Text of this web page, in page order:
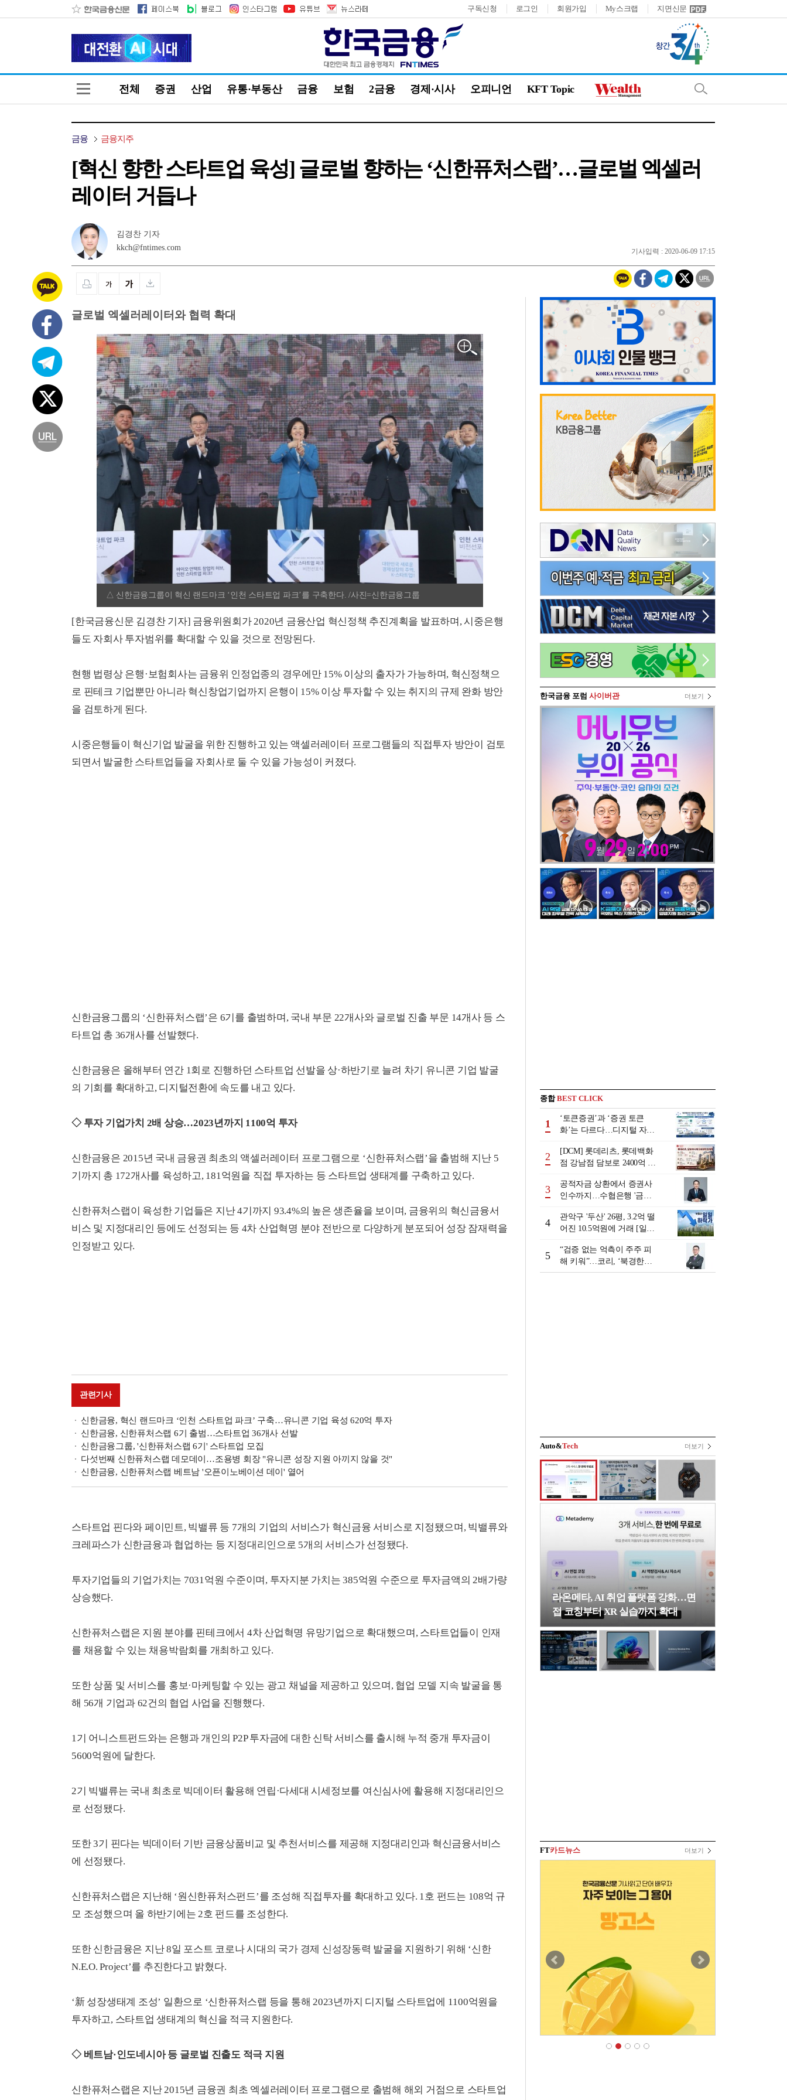
구독신청 로그인 회원가입 My스크랩 지면신문
전체 증권 산업 유통·부동산 금융 보험 2금융 경제·시사 오피니언 KFT Topic
금융 금융지주
[혁신 향한 스타트업 육성] 글로벌 향하는 ‘신한퓨처스랩’…글로벌 엑셀러
레이터 거듭나
김경찬 기자
kkch@fntimes.com
기사입력 : 2020-06-09 17:15
글로벌 엑셀러레이터와 협력 확대
△ 신한금융그룹이 혁신 랜드마크 ‘인천 스타트업 파크’를 구축한다. /사진=신한금융그룹
[한국금융신문 김경찬 기자] 금융위원회가 2020년 금융산업 혁신정책 추진계획을 발표하며, 시중은행
들도 자회사 투자범위를 확대할 수 있을 것으로 전망된다.
현행 법령상 은행·보험회사는 금융위 인정업종의 경우에만 15% 이상의 출자가 가능하며, 혁신정책으
로 핀테크 기업뿐만 아니라 혁신창업기업까지 은행이 15% 이상 투자할 수 있는 취지의 규제 완화 방안
을 검토하게 된다.
시중은행들이 혁신기업 발굴을 위한 진행하고 있는 액셀러레이터 프로그램들의 직접투자 방안이 검토
되면서 발굴한 스타트업들을 자회사로 둘 수 있을 가능성이 커졌다.
신한금융그룹의 ‘신한퓨처스랩’은 6기를 출범하며, 국내 부문 22개사와 글로벌 진출 부문 14개사 등 스
타트업 총 36개사를 선발했다.
신한금융은 올해부터 연간 1회로 진행하던 스타트업 선발을 상·하반기로 늘려 차기 유니콘 기업 발굴
의 기회를 확대하고, 디지털전환에 속도를 내고 있다.
◇ 투자 기업가치 2배 상승…2023년까지 1100억 투자
신한금융은 2015년 국내 금융권 최초의 액셀러레이터 프로그램으로 ‘신한퓨처스랩’을 출범해 지난 5
기까지 총 172개사를 육성하고, 181억원을 직접 투자하는 등 스타트업 생태계를 구축하고 있다.
신한퓨처스랩이 육성한 기업들은 지난 4기까지 93.4%의 높은 생존율을 보이며, 금융위의 혁신금융서
비스 및 지정대리인 등에도 선정되는 등 4차 산업혁명 분야 전반으로 다양하게 분포되어 성장 잠재력을
인정받고 있다.
관련기사
신한금융, 혁신 랜드마크 ‘인천 스타트업 파크’ 구축…유니콘 기업 육성 620억 투자
신한금융, 신한퓨처스랩 6기 출범…스타트업 36개사 선발
신한금융그룹, '신한퓨처스랩 6기' 스타트업 모집
다섯번째 신한퓨처스랩 데모데이…조용병 회장 "유니콘 성장 지원 아끼지 않을 것"
신한금융, 신한퓨처스랩 베트남 '오픈이노베이션 데이' 열어
스타트업 핀다와 페이민트, 빅밸류 등 7개의 기업의 서비스가 혁신금융 서비스로 지정됐으며, 빅밸류와
크레파스가 신한금융과 협업하는 등 지정대리인으로 5개의 서비스가 선정됐다.
투자기업들의 기업가치는 7031억원 수준이며, 투자지분 가치는 385억원 수준으로 투자금액의 2배가량
상승했다.
신한퓨처스랩은 지원 분야를 핀테크에서 4차 산업혁명 유망기업으로 확대했으며, 스타트업들이 인재
를 채용할 수 있는 채용박람회를 개최하고 있다.
또한 상품 및 서비스를 홍보·마케팅할 수 있는 광고 채널을 제공하고 있으며, 협업 모델 지속 발굴을 통
해 56개 기업과 62건의 협업 사업을 진행했다.
1기 어니스트펀드와는 은행과 개인의 P2P 투자금에 대한 신탁 서비스를 출시해 누적 중개 투자금이
5600억원에 달한다.
2기 빅밸류는 국내 최초로 빅데이터 활용해 연립·다세대 시세정보를 여신심사에 활용해 지정대리인으
로 선정됐다.
또한 3기 핀다는 빅데이터 기반 금융상품비교 및 추천서비스를 제공해 지정대리인과 혁신금융서비스
에 선정됐다.
신한퓨처스랩은 지난해 ‘원신한퓨처스펀드’를 조성해 직접투자를 확대하고 있다. 1호 펀드는 108억 규
모 조성했으며 올 하반기에는 2호 펀드를 조성한다.
또한 신한금융은 지난 8일 포스트 코로나 시대의 국가 경제 신성장동력 발굴을 지원하기 위해 ‘신한
N.E.O. Project’를 추진한다고 밝혔다.
‘新 성장생태계 조성’ 일환으로 ‘신한퓨처스랩 등을 통해 2023년까지 디지털 스타트업에 1100억원을
투자하고, 스타트업 생태계의 혁신을 적극 지원한다.
◇ 베트남·인도네시아 등 글로벌 진출도 적극 지원
신한퓨처스랩은 지난 2015년 금융권 최초 엑셀러레이터 프로그램으로 출범해 해외 거점으로 스타트업
한국금융 포럼 사이버관 더보기
종합BEST CLICK
1
‘토큰증권’과 ‘증권 토큰
화’는 다르다…디지털 자본
2
[DCM] 롯데리츠, 롯데백화
점 강남점 담보로 2400억 조
3
공적자금 상환에서 증권사
인수까지…수협은행 '금융
행 금융그룹의 꿈①]
4
관악구 '두산' 26평, 3.2억 떨
어진 10.5억원에 거래 [일일
5
“검증 없는 억측이 주주 피
해 키워”…코리, ‘북경한미
미수채권 논란’ 정면 반박
Auto&Tech 더보기
라온메타, AI 취업 플랫폼 강화…면
접 코칭부터 XR 실습까지 확대
FT카드뉴스 더보기